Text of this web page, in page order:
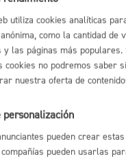
corporativas
utiliza cookies analíticas
como la cantidad de
y las páginas más
cookies no podremos saber
nuestra oferta de
personalización
pueden crear
pueden usarlas